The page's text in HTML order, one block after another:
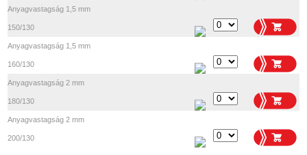
Anyagvastagság 1,5 mm
150/130
Anyagvastagság 1,5 mm
160/130
Anyagvastagság 2 mm
180/130
Anyagvastagság 2 mm
200/130